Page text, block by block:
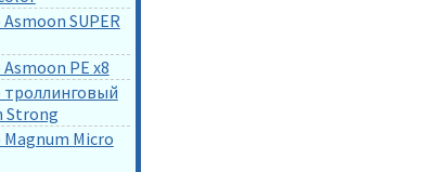
SUPER
PE x8
Strong
Micro